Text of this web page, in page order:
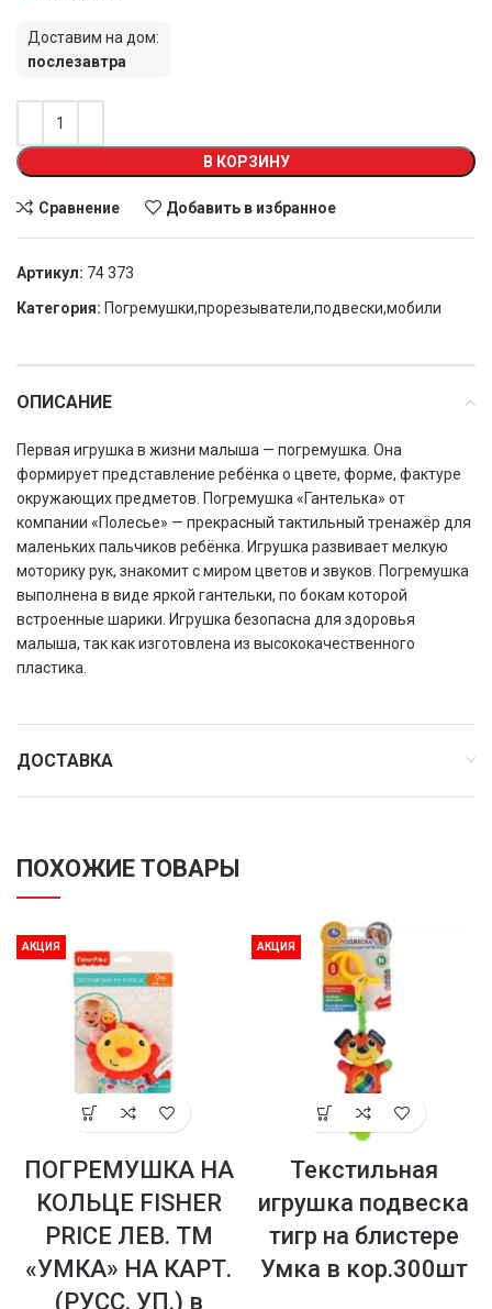
Доставим на дом:
послезавтра
В КОРЗИНУ
Сравнение Добавить в избранное
Артикул: 74 373
Категория: Погремушки,прорезыватели,подвески,мобили
ОПИСАНИЕ
Первая игрушка в жизни малыша — погремушка. Она
формирует представление ребёнка о цвете, форме, фактуре
окружающих предметов. Погремушка «Гантелька» от
компании «Полесье» — прекрасный тактильный тренажёр для
маленьких пальчиков ребёнка. Игрушка развивает мелкую
моторику рук, знакомит с миром цветов и звуков. Погремушка
выполнена в виде яркой гантельки, по бокам которой
встроенные шарики. Игрушка безопасна для здоровья
малыша, так как изготовлена из высококачественного
пластика.
ДОСТАВКА
ПОХОЖИЕ ТОВАРЫ
АКЦИЯ
ПОГРЕМУШКА НА
КОЛЬЦЕ FISHER
PRICE ЛЕВ. ТМ
«УМКА» НА КАРТ.
(РУСС. УП.) в
АКЦИЯ
Текстильная
игрушка подвеска
тигр на блистере
Умка в кор.300шт